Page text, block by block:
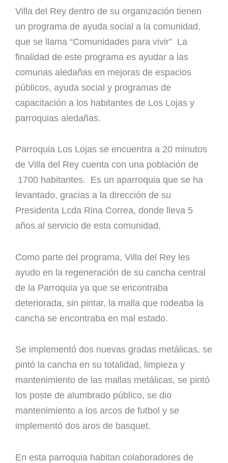
Villa del Rey dentro de su organización tienen
un programa de ayuda social a la comunidad,
que se llama “Comunidades para vivir” La
finalidad de este programa es ayudar a las
comunas aledañas en mejoras de espacios
públicos, ayuda social y programas de
capacitación a los habitantes de Los Lojas y
parroquias aledañas.
Parroquia Los Lojas se encuentra a 20 minutos
de Villa del Rey cuenta con una población de
1700 habitantes. Es un aparroquia que se ha
levantado, gracias a la dirección de su
Presidenta Lcda Rina Correa, donde lleva 5
años al servicio de esta comunidad.
Como parte del programa, Villa del Rey les
ayudo en la regeneración de su cancha central
de la Parroquia ya que se encontraba
deteriorada, sin pintar, la malla que rodeaba la
cancha se encontraba en mal estado.
Se implementó dos nuevas gradas metálicas, se
pintó la cancha en su totalidad, limpieza y
mantenimiento de las mallas metálicas, se pintó
los poste de alumbrado público, se dio
mantenimiento a los arcos de futbol y se
implementó dos aros de basquet.
En esta parroquia habitan colaboradores de